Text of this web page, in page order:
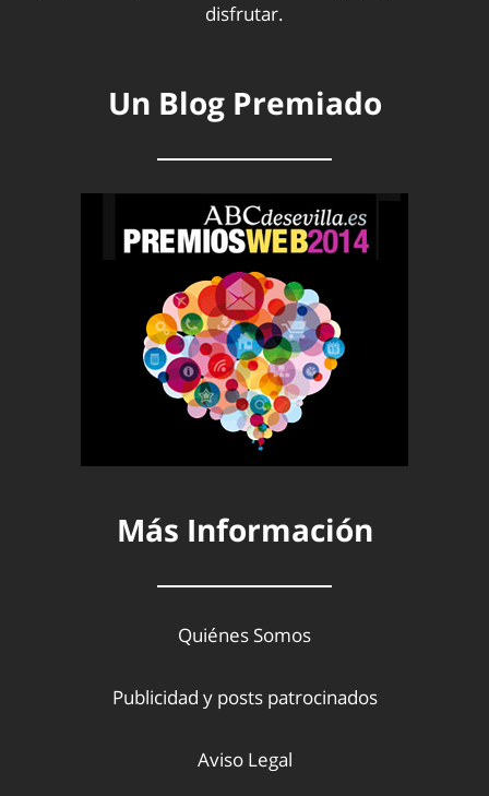
disfrutar.
Un Blog Premiado
Más Información
Quiénes Somos
Publicidad y posts patrocinados
Aviso Legal